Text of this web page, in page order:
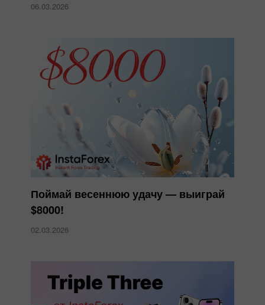
06.03.2026
Поймай весеннюю удачу — выиграй
$8000!
02.03.2026